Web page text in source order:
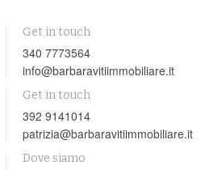
Get in touch
340 7773564
info@barbaravitiimmobiliare.it
Get in touch
392 9141014
patrizia@barbaravitiimmobiliare.it
Dove siamo